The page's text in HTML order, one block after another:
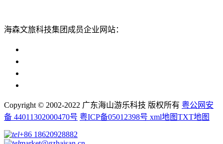
海森文旅科技集团成员企业网站：
Copyright © 2002-2022 广东海山游乐科技 版权所有 粤公网安
备 44011302000470号 粤ICP备05012398号 xml地图TXT地图
+86 18620928882